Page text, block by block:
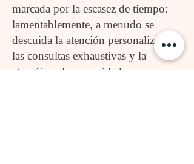
marcada por la escasez de tiempo:
lamentablemente, a menudo se
descuida la atención personalizada,
las consultas exhaustivas y la
atención a las necesidades